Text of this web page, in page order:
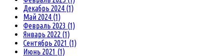
Декабрь 2024 (1)
Май 2024 (1)
Февраль 2023 (1)
Январь 2022 (1)
Сентябрь 2021 (1)
Июнь 2021 (1)